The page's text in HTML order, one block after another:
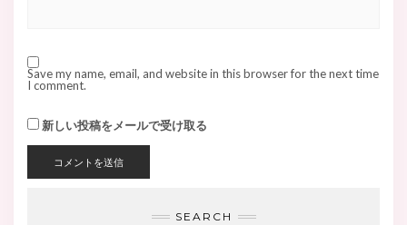
Save my name, email, and website in this browser for the next time
I comment.
新しい投稿をメールで受け取る
SEARCH